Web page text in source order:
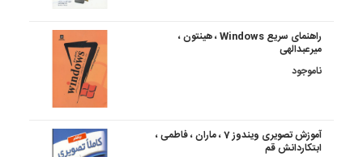
راهنمای سریع Windows ، هینتون ،
میرعبدالهی
ناموجود
آموزش تصویری ویندوز 7 ، ماران ، فاطمی ،
ابتکاردانش قم